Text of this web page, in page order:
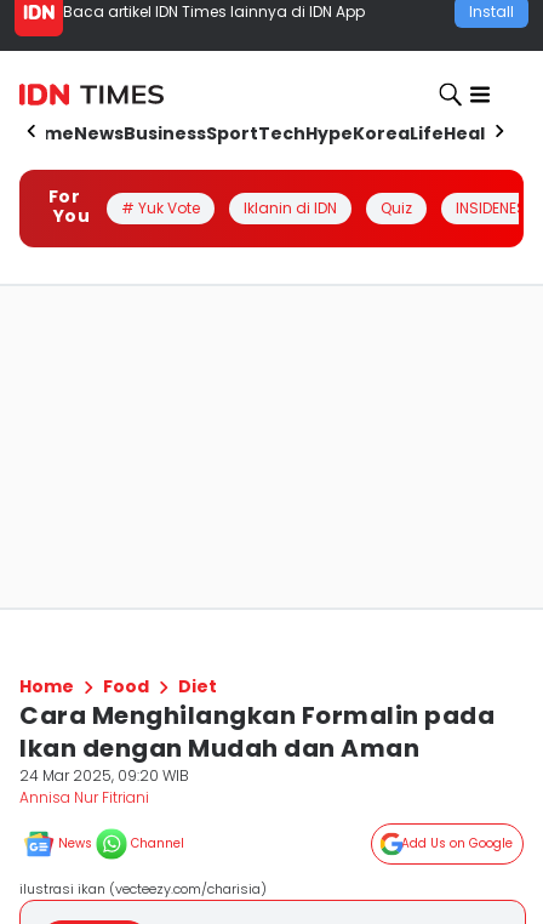
Baca artikel IDN Times lainnya di IDN App Install
HomeNewsBusinessSportTechHypeKoreaLifeHealth
For
You
# Yuk Vote Iklanin di IDN Quiz INSIDENESIA
Home Food Diet
Cara Menghilangkan Formalin pada
Ikan dengan Mudah dan Aman
24 Mar 2025, 09:20 WIB
Annisa Nur Fitriani
News Channel Add Us on Google
ilustrasi ikan (vecteezy.com/charisia)